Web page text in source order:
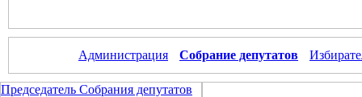
Администрация Собрание депутатов
Председатель Собрания депутатов